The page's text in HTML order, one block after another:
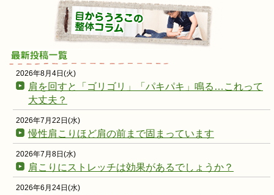
2026年8月4日(火)
肩を回すと「ゴリゴリ」「パキパキ」鳴る…これって
大丈夫？
2026年7月22日(水)
慢性肩こりほど肩の前まで固まっています
2026年7月8日(水)
肩こりにストレッチは効果があるでしょうか？
2026年6月24日(水)